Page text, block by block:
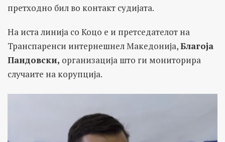
претходно бил во контакт судијата.
На иста линија со Коцо е и претседателот на
Транспаренси интернешнел Македонија,Благоја
Пандовски, организација што ги мониторира
случаите на корупција.